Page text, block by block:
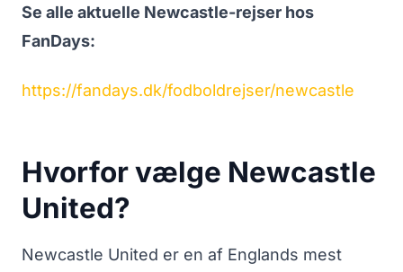
Se alle aktuelle Newcastle-rejser hos
FanDays:
https://fandays.dk/fodboldrejser/newcastle
Hvorfor vælge Newcastle
United?
Newcastle United er en af Englands mest